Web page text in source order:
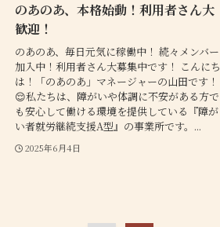
のあのあ、本格始動！利用者さん大
歓迎！
のあのあ、毎日元気に稼働中！ 続々メンバー
加入中！利用者さん大募集中です！ こんにち
は！「のあのあ」マネージャーの山田です！
😌私たちは、障がいや体調に不安がある方で
も安心して働ける環境を提供している『障が
い者就労継続支援A型』の事業所です。...
2025年6月4日